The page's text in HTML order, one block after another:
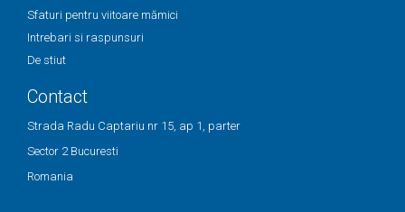
Sfaturi pentru viitoare mămici
Intrebari si raspunsuri
De stiut
Contact
Strada Radu Captariu nr 15, ap 1, parter
Sector 2 Bucuresti
Romania